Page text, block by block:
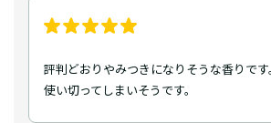
評判どおりやみつきになりそうな香りで
使い切ってしまいそうです。